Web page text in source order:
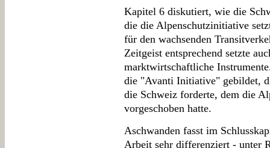
Kapitel 6 diskutiert, wie die
die die Alpenschutzinitiative
für den wachsenden
Zeitgeist entsprechend setzte
marktwirtschaftliche
die "Avanti Initiative" gebildet,
die Schweiz forderte, dem die
vorgeschoben hatte.
Aschwanden fasst im
Arbeit sehr differenziert - unter